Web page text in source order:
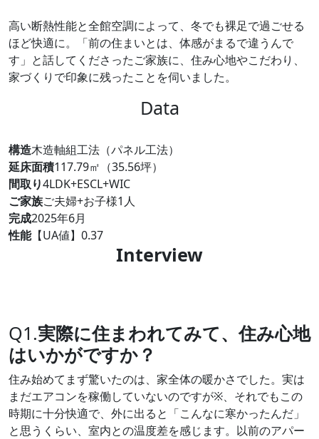
高い断熱性能と全館空調によって、冬でも裸足で過ごせる
ほど快適に。「前の住まいとは、体感がまるで違うんで
す」と話してくださったご家族に、住み心地やこだわり、
家づくりで印象に残ったことを伺いました。
Data
構造木造軸組工法（パネル工法）
延床面積117.79㎡（35.56坪）
間取り4LDK+ESCL+WIC
ご家族ご夫婦+お子様1人
完成2025年6月
性能【UA値】0.37
Interview
Q1.実際に住まわれてみて、住み心地
はいかがですか？
住み始めてまず驚いたのは、家全体の暖かさでした。実は
まだエアコンを稼働していないのですが※、それでもこの
時期に十分快適で、外に出ると「こんなに寒かったんだ」
と思うくらい、室内との温度差を感じます。以前のアパー